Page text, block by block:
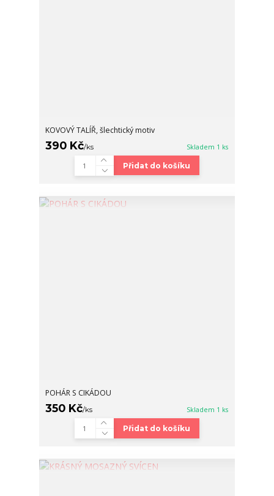
KOVOVÝ TALÍŘ, šlechtický motiv
390 Kč/ks Skladem 1 ks
Přidat do košíku
POHÁR S CIKÁDOU
350 Kč/ks Skladem 1 ks
Přidat do košíku